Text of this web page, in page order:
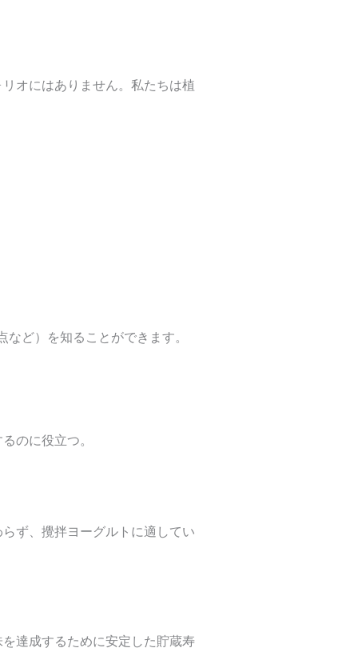
オにはありません。私たちは植
ど）を知ることができます。
のに役立つ。
ず、攪拌ヨーグルトに適してい
達成するために安定した貯蔵寿